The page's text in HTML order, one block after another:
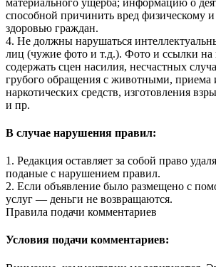
способной причинить вред физическому
здоровью граждан.
4. Не должны нарушаться
лиц (чужие фото и т.д.). Фото и ссылки
содержать сцен насилия, несчастных
грубого обращения с животными, приема
наркотических средств, изготовления
и пр.
В случае нарушения правил:
1. Редакция оставляет за собой право
поданые с нарушением правил.
2. Если объявление было размещено с
услуг — деньги не возвращаются.
Правила подачи комментариев
Условия подачи комментариев: